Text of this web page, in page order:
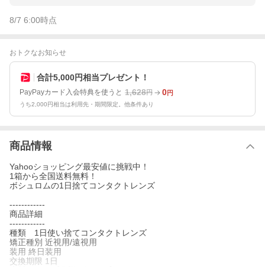
8/7 6:00時点
おトクなお知らせ
合計5,000円相当プレゼント！
PayPayカード入会特典を使うと 1,628円 0円
うち2,000円相当は利用先・期間限定。他条件あり
商品情報
Yahooショッピング最安値に挑戦中！
1箱から全国送料無料！
ボシュロムの1日捨てコンタクトレンズ
------------
商品詳細
------------
種類 1日使い捨てコンタクトレンズ
矯正種別 近視用/遠視用
装用 終日装用
交換期限 1日